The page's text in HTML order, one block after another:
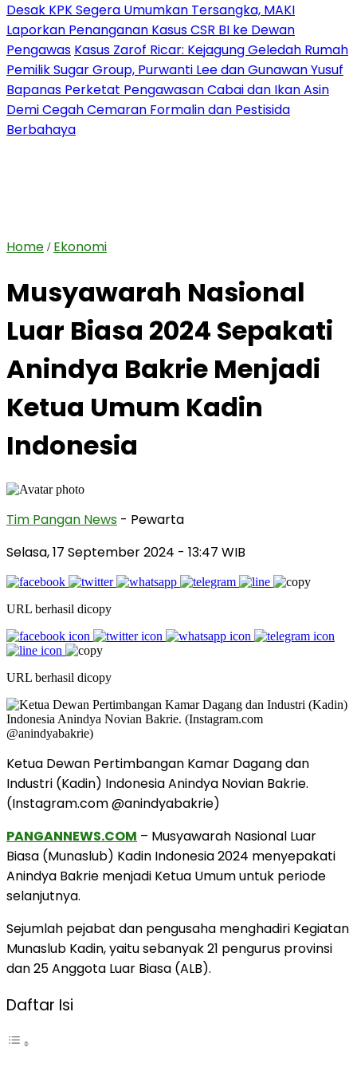
Desak KPK Segera Umumkan Tersangka, MAKI
Laporkan Penanganan Kasus CSR BI ke Dewan
Pengawas Kasus Zarof Ricar: Kejagung Geledah Rumah
Pemilik Sugar Group, Purwanti Lee dan Gunawan Yusuf
Bapanas Perketat Pengawasan Cabai dan Ikan Asin
Demi Cegah Cemaran Formalin dan Pestisida
Berbahaya
Home / Ekonomi
Musyawarah Nasional
Luar Biasa 2024 Sepakati
Anindya Bakrie Menjadi
Ketua Umum Kadin
Indonesia
Tim Pangan News - Pewarta
Selasa, 17 September 2024 - 13:47 WIB
URL berhasil dicopy
URL berhasil dicopy
Ketua Dewan Pertimbangan Kamar Dagang dan
Industri (Kadin) Indonesia Anindya Novian Bakrie.
(Instagram.com @anindyabakrie)
PANGANNEWS.COM – Musyawarah Nasional Luar
Biasa (Munaslub) Kadin Indonesia 2024 menyepakati
Anindya Bakrie menjadi Ketua Umum untuk periode
selanjutnya.
Sejumlah pejabat dan pengusaha menghadiri Kegiatan
Munaslub Kadin, yaitu sebanyak 21 pengurus provinsi
dan 25 Anggota Luar Biasa (ALB).
Daftar Isi